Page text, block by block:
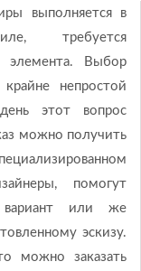
выполняется в
требуется
элемента. Выбор
непростой
этот вопрос
можно получить
помогут
вариант или же
эскизу.
можно заказать